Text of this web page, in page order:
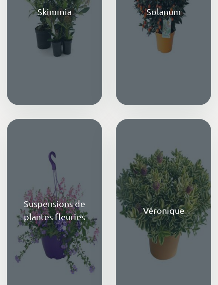
Skimmia Solanum
Suspensions de
plantes fleuries
Véronique